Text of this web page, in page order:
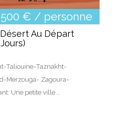
€ / personne
Au Départ
Taliouine-Taznakht-
Merzouga- Zagoura-
Une petite ville...